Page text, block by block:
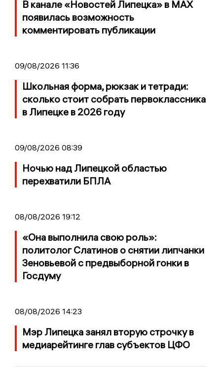
В канале «Новостей Липецка» в MAX
появилась возможность
комментировать публикации
09/08/2026 11:36
Школьная форма, рюкзак и тетради:
сколько стоит собрать первоклассника
в Липецке в 2026 году
09/08/2026 08:39
Ночью над Липецкой областью
перехватили БПЛА
08/08/2026 19:12
«Она выполнила свою роль»:
политолог Слатинов о снятии липчанки
Зеновьевой с предвыборной гонки в
Госдуму
08/08/2026 14:23
Мэр Липецка занял вторую строчку в
медиарейтинге глав субъектов ЦФО